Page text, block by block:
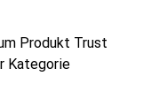
Produkt Trust
Kategorie